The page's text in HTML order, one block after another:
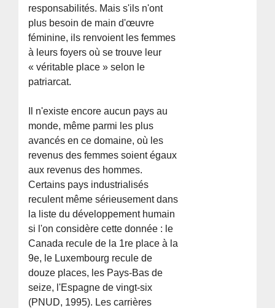
responsabilités. Mais s'ils n'ont
plus besoin de main d'œuvre
féminine, ils renvoient les femmes
à leurs foyers où se trouve leur
« véritable place » selon le
patriarcat.
Il n'existe encore aucun pays au
monde, même parmi les plus
avancés en ce domaine, où les
revenus des femmes soient égaux
aux revenus des hommes.
Certains pays industrialisés
reculent même sérieusement dans
la liste du développement humain
si l'on considère cette donnée : le
Canada recule de la 1re place à la
9e, le Luxembourg recule de
douze places, les Pays-Bas de
seize, l'Espagne de vingt-six
(PNUD, 1995). Les carrières